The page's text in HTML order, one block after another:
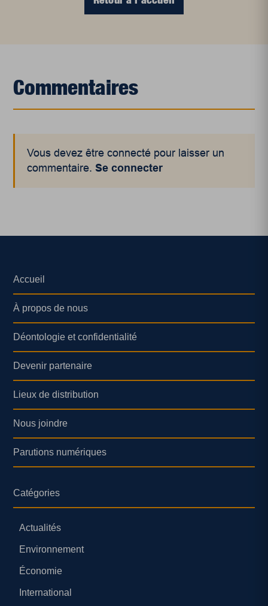
Commentaires
Vous devez être connecté pour laisser un
commentaire.Se connecter
Accueil
À propos de nous
Déontologie et confidentialité
Devenir partenaire
Lieux de distribution
Nous joindre
Parutions numériques
Catégories
Actualités
Environnement
Économie
International